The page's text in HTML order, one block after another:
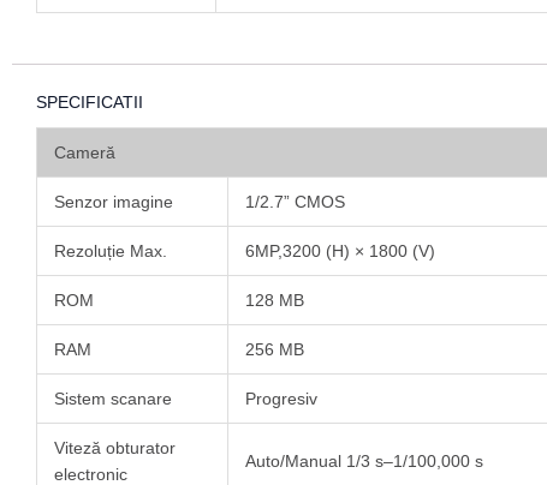
SPECIFICATII
Cameră
Senzor imagine 1/2.7” CMOS
Rezoluție Max. 6MP,3200 (H) × 1800 (V)
ROM 128 MB
RAM 256 MB
Sistem scanare Progresiv
Viteză obturator
electronic
Auto/Manual 1/3 s–1/100,000 s